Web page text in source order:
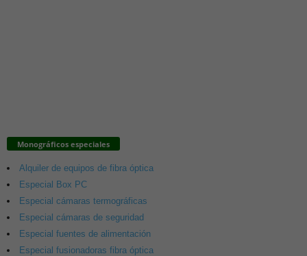
Monográficos especiales
Alquiler de equipos de fibra óptica
Especial Box PC
Especial cámaras termográficas
Especial cámaras de seguridad
Especial fuentes de alimentación
Especial fusionadoras fibra óptica